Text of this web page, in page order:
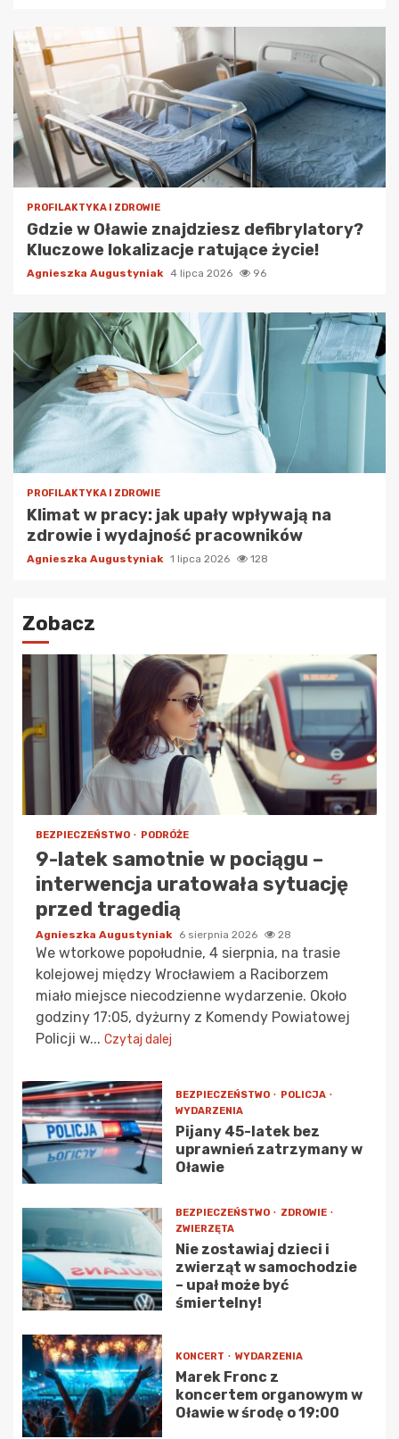
PROFILAKTYKA I ZDROWIE
Gdzie w Oławie znajdziesz defibrylatory?
Kluczowe lokalizacje ratujące życie!
Agnieszka Augustyniak 4 lipca 2026 96
PROFILAKTYKA I ZDROWIE
Klimat w pracy: jak upały wpływają na
zdrowie i wydajność pracowników
Agnieszka Augustyniak 1 lipca 2026 128
Zobacz
BEZPIECZEŃSTWO PODRÓŻE
9-latek samotnie w pociągu –
interwencja uratowała sytuację
przed tragedią
Agnieszka Augustyniak 6 sierpnia 2026 28
We wtorkowe popołudnie, 4 sierpnia, na trasie
kolejowej między Wrocławiem a Raciborzem
miało miejsce niecodzienne wydarzenie. Około
godziny 17:05, dyżurny z Komendy Powiatowej
Policji w... Czytaj dalej
BEZPIECZEŃSTWO
POLICJA
WYDARZENIA
Pijany 45-latek bez
uprawnień zatrzymany w
Oławie
BEZPIECZEŃSTWO
ZDROWIE
ZWIERZĘTA
Nie zostawiaj dzieci i
zwierząt w samochodzie
– upał może być
śmiertelny!
KONCERT WYDARZENIA
Marek Fronc z
koncertem organowym w
Oławie w środę o 19:00